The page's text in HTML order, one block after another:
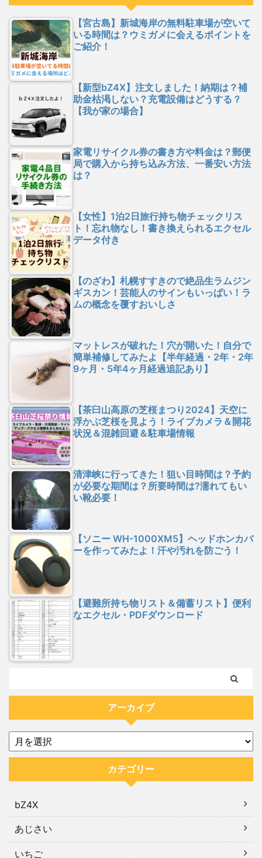
【宮古島】新城海岸の無料駐車場が空いて
いる時間は？ウミガメに会えるポイントを
ご紹介！
【新型bZ4X】注文しました！納期は？補
助金枯渇しない？充電設備はどうする？
【我が家の場合】
家電リサイクル券の書き方や料金は？郵便
局で購入から持ち込み方法、一番安い方法
は？
【女性】1泊2日旅行持ち物チェックリス
ト！忘れ物なし！書き換えられるエクセル
データ付き
【のざわ】札幌すすきので絶品生ラムジン
ギスカン！芸能人のサインもいっぱい！ラ
ムの概念を覆すおいしさ
マットレスが破れた！穴が開いた！自分で
簡単補修してみたよ【半年経過・2年・2年
9ヶ月・5年4ヶ月経過追記あり】
【茶臼山高原の芝桜まつり2024】天空に
浮かぶ芝桜を見よう！ライブカメラ＆開花
状況＆混雑回避＆駐車場情報
清津峡に行ってきた！狙い目時間は？予約
が必要な期間は？所要時間は?濡れてもい
い靴必要！
【ソニー WH-1000XM5】ヘッドホンカバ
ーを作ってみたよ！汗や汚れを防ごう！
【避難所持ち物リスト＆備蓄リスト】便利
なエクセル・PDFダウンロード
アーカイブ
カテゴリー
bZ4X
あじさい
いちご